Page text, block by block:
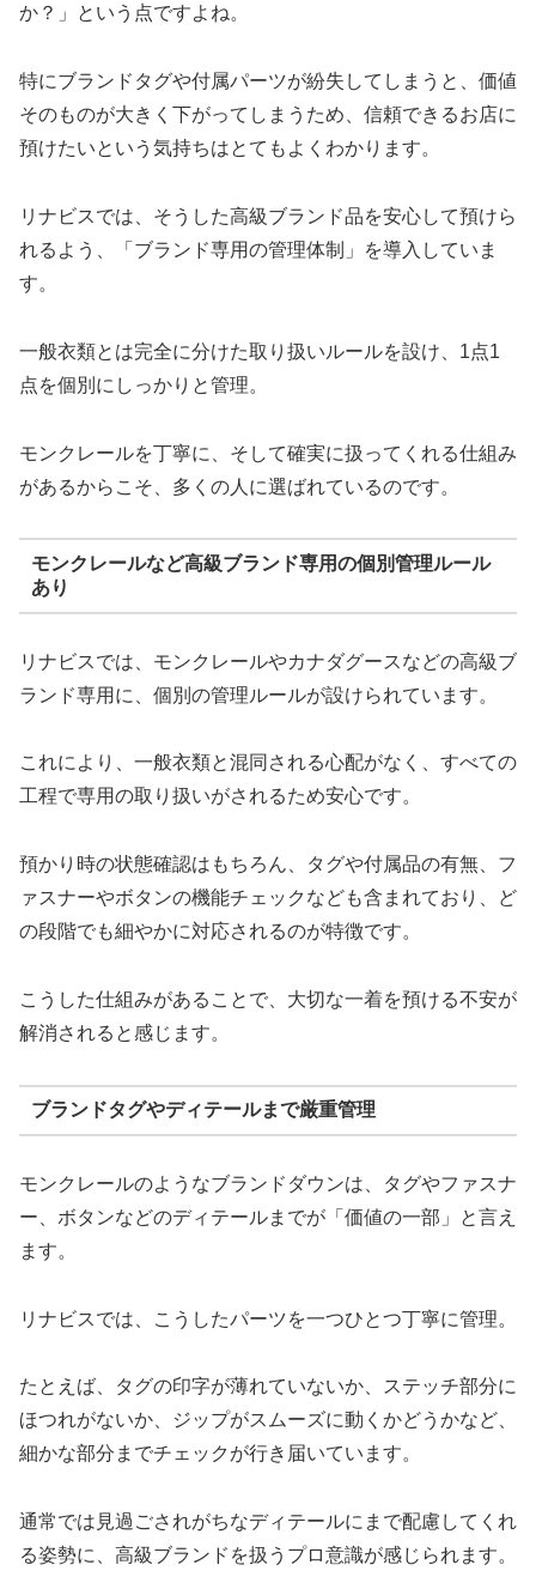
か？」という点ですよね。
特にブランドタグや付属パーツが紛失してしまうと、価値
そのものが大きく下がってしまうため、信頼できるお店に
預けたいという気持ちはとてもよくわかります。
リナビスでは、そうした高級ブランド品を安心して預けら
れるよう、「ブランド専用の管理体制」を導入していま
す。
一般衣類とは完全に分けた取り扱いルールを設け、1点1
点を個別にしっかりと管理。
モンクレールを丁寧に、そして確実に扱ってくれる仕組み
があるからこそ、多くの人に選ばれているのです。
モンクレールなど高級ブランド専用の個別管理ルール
あり
リナビスでは、モンクレールやカナダグースなどの高級ブ
ランド専用に、個別の管理ルールが設けられています。
これにより、一般衣類と混同される心配がなく、すべての
工程で専用の取り扱いがされるため安心です。
預かり時の状態確認はもちろん、タグや付属品の有無、フ
ァスナーやボタンの機能チェックなども含まれており、ど
の段階でも細やかに対応されるのが特徴です。
こうした仕組みがあることで、大切な一着を預ける不安が
解消されると感じます。
ブランドタグやディテールまで厳重管理
モンクレールのようなブランドダウンは、タグやファスナ
ー、ボタンなどのディテールまでが「価値の一部」と言え
ます。
リナビスでは、こうしたパーツを一つひとつ丁寧に管理。
たとえば、タグの印字が薄れていないか、ステッチ部分に
ほつれがないか、ジップがスムーズに動くかどうかなど、
細かな部分までチェックが行き届いています。
通常では見過ごされがちなディテールにまで配慮してくれ
る姿勢に、高級ブランドを扱うプロ意識が感じられます。